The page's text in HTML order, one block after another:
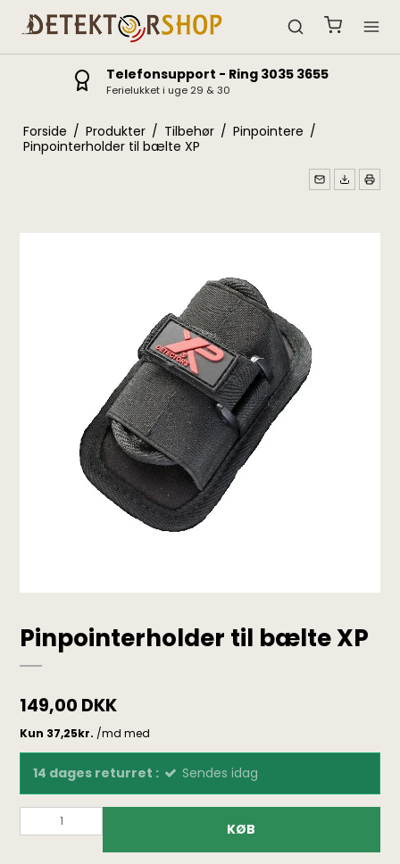
Telefonsupport - Ring 3035 3655
Ferielukket i uge 29 & 30
Forside / Produkter / Tilbehør / Pinpointere /
Pinpointerholder til bælte XP
Pinpointerholder til bælte XP
149,00 DKK
14 dages returret : Sendes idag
KØB